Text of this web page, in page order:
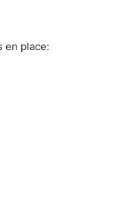
en place: